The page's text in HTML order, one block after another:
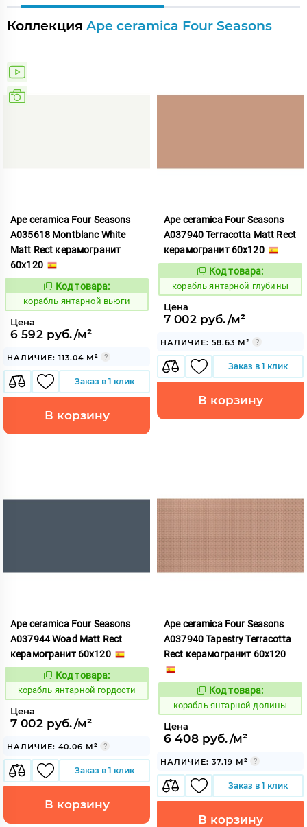
Коллекция Ape ceramica Four Seasons
Ape ceramica Four Seasons
A035618 Montblanc White
Matt Rect керамогранит
60x120
781014
Код товара:
корабль янтарной вьюги
Цена
6 592 руб./м²
НАЛИЧИЕ: 113.04 М²
Заказ в 1 клик
В корзину
Ape ceramica Four Seasons
A037940 Terracotta Matt Rect
керамогранит 60x120
781017
Код товара:
корабль янтарной глубины
Цена
7 002 руб./м²
НАЛИЧИЕ: 58.63 М²
Заказ в 1 клик
В корзину
Ape ceramica Four Seasons
A037944 Woad Matt Rect
керамогранит 60x120
781018
Код товара:
корабль янтарной гордости
Цена
7 002 руб./м²
НАЛИЧИЕ: 40.06 М²
Заказ в 1 клик
В корзину
Ape ceramica Four Seasons
A037940 Tapestry Terracotta
Rect керамогранит 60x120
781021
Код товара:
корабль янтарной долины
Цена
6 408 руб./м²
НАЛИЧИЕ: 37.19 М²
Заказ в 1 клик
В корзину